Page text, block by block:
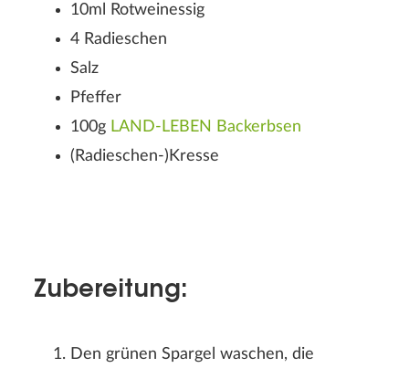
10ml Rotweinessig
4 Radieschen
Salz
Pfeffer
100g LAND-LEBEN Backerbsen
(Radieschen-)Kresse
Zubereitung:
Den grünen Spargel waschen, die